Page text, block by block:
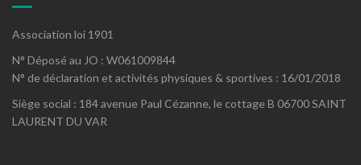
Association loi 1901
N° Déposé au JO : W061009844
N° de déclaration et activités physiques & sportives : 16/01/2018
Siège social : 184 avenue Paul Cézanne, le cottage B 06700 SAINT
LAURENT DU VAR